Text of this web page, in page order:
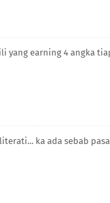
yang earning 4 angka
ka ada sebab